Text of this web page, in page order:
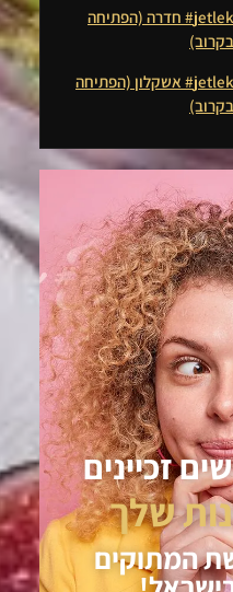
jetlek# חדרה (הפתיחה
בקרוב)
jetlek# אשקלון (הפתיחה
בקרוב)
זכיינים
שלך
המתוקים